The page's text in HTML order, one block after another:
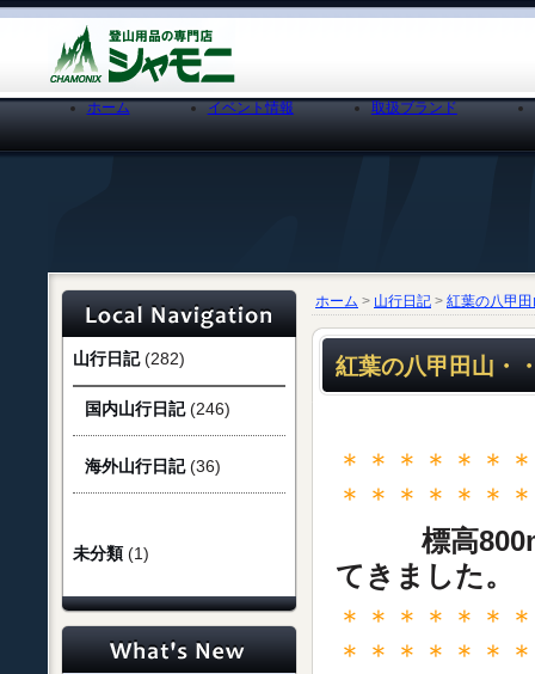
ホーム イベント情報 取扱ブランド
山行日記(282)
国内山行日記(246)
海外山行日記(36)
未分類(1)
ホーム > 山行日記 > 紅葉の八甲
紅葉の八甲田山・
＊＊＊＊＊＊
＊＊＊＊＊＊
標高
てきました。
＊＊＊＊＊＊
＊＊＊＊＊＊